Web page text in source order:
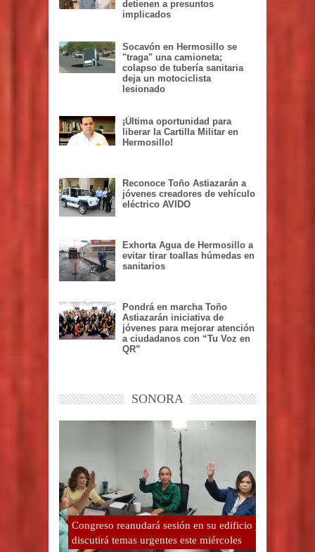
detienen a presuntos
implicados
Socavón en Hermosillo se
"traga" una camioneta;
colapso de tubería sanitaria
deja un motociclista
lesionado
¡Última oportunidad para
liberar la Cartilla Militar en
Hermosillo!
Reconoce Toño Astiazarán a
jóvenes creadores de vehículo
eléctrico AVIDO
Exhorta Agua de Hermosillo a
evitar tirar toallas húmedas en
sanitarios
Pondrá en marcha Toño
Astiazarán iniciativa de
jóvenes para mejorar atención
a ciudadanos con “Tu Voz en
QR”
SONORA
Congreso reanudará sesión en su edificio y
discutirá temas urgentes este miércoles